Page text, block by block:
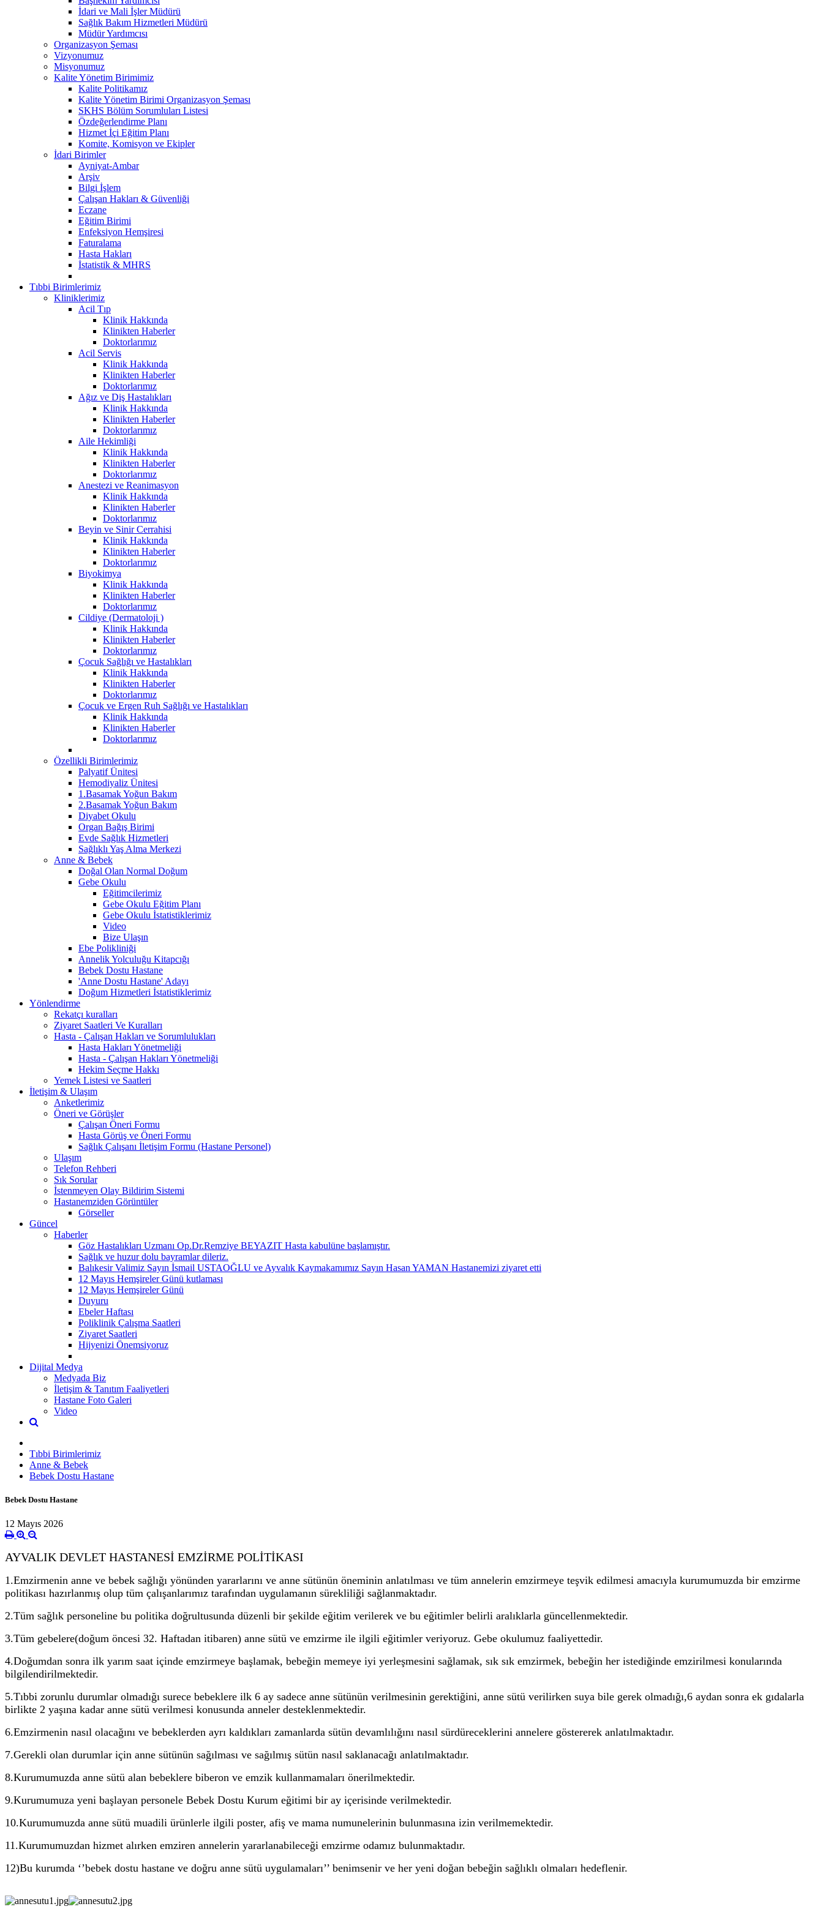
İdari ve Mali İşler Müdürü
Sağlık Bakım Hizmetleri Müdürü
Müdür Yardımcısı
Organizasyon Şeması
Vizyonumuz
Misyonumuz
Kalite Yönetim Birimimiz
Kalite Politikamız
Kalite Yönetim Birimi Organizasyon Şeması
SKHS Bölüm Sorumluları Listesi
Özdeğerlendirme Planı
Hizmet İçi Eğitim Planı
Komite, Komisyon ve Ekipler
İdari Birimler
Ayniyat-Ambar
Arşiv
Bilgi İşlem
Çalışan Hakları & Güvenliği
Eczane
Eğitim Birimi
Enfeksiyon Hemşiresi
Faturalama
Hasta Hakları
İstatistik & MHRS
Tıbbi Birimlerimiz
Kliniklerimiz
Acil Tıp
Klinik Hakkında
Klinikten Haberler
Doktorlarımız
Acil Servis
Klinik Hakkında
Klinikten Haberler
Doktorlarımız
Ağız ve Diş Hastalıkları
Klinik Hakkında
Klinikten Haberler
Doktorlarımız
Aile Hekimliği
Klinik Hakkında
Klinikten Haberler
Doktorlarımız
Anestezi ve Reanimasyon
Klinik Hakkında
Klinikten Haberler
Doktorlarımız
Beyin ve Sinir Cerrahisi
Klinik Hakkında
Klinikten Haberler
Doktorlarımız
Biyokimya
Klinik Hakkında
Klinikten Haberler
Doktorlarımız
Cildiye (Dermatoloji )
Klinik Hakkında
Klinikten Haberler
Doktorlarımız
Çocuk Sağlığı ve Hastalıkları
Klinik Hakkında
Klinikten Haberler
Doktorlarımız
Çocuk ve Ergen Ruh Sağlığı ve Hastalıkları
Klinik Hakkında
Klinikten Haberler
Doktorlarımız
Özellikli Birimlerimiz
Palyatif Ünitesi
Hemodiyaliz Ünitesi
1.Basamak Yoğun Bakım
2.Basamak Yoğun Bakım
Diyabet Okulu
Organ Bağış Birimi
Evde Sağlık Hizmetleri
Sağlıklı Yaş Alma Merkezi
Anne & Bebek
Doğal Olan Normal Doğum
Gebe Okulu
Eğitimcilerimiz
Gebe Okulu Eğitim Planı
Gebe Okulu İstatistiklerimiz
Video
Bize Ulaşın
Ebe Polikliniği
Annelik Yolculuğu Kitapcığı
Bebek Dostu Hastane
'Anne Dostu Hastane' Adayı
Doğum Hizmetleri İstatistiklerimiz
Yönlendirme
Rekatçı kuralları
Ziyaret Saatleri Ve Kuralları
Hasta - Çalışan Hakları ve Sorumlulukları
Hasta Hakları Yönetmeliği
Hasta - Çalışan Hakları Yönetmeliği
Hekim Seçme Hakkı
Yemek Listesi ve Saatleri
İletişim & Ulaşım
Anketlerimiz
Öneri ve Görüşler
Çalışan Öneri Formu
Hasta Görüş ve Öneri Formu
Sağlık Çalışanı İletişim Formu (Hastane Personel)
Ulaşım
Telefon Rehberi
Sık Sorular
İstenmeyen Olay Bildirim Sistemi
Hastanemziden Görüntüler
Görseller
Güncel
Haberler
Göz Hastalıkları Uzmanı Op.Dr.Remziye BEYAZIT Hasta kabulüne başlamıştır.
Sağlık ve huzur dolu bayramlar dileriz.
Balıkesir Valimiz Sayın İsmail USTAOĞLU ve Ayvalık Kaymakamımız Sayın Hasan YAMAN Hastanemizi ziyaret etti
12 Mayıs Hemşireler Günü kutlaması
12 Mayıs Hemşireler Günü
Duyuru
Ebeler Haftası
Poliklinik Çalışma Saatleri
Ziyaret Saatleri
Hijyenizi Önemsiyoruz
Dijital Medya
Medyada Biz
İletişim & Tanıtım Faaliyetleri
Hastane Foto Galeri
Video
Tıbbi Birimlerimiz
Anne & Bebek
Bebek Dostu Hastane
Bebek Dostu Hastane
12 Mayıs 2026
AYVALIK DEVLET HASTANESİ EMZİRME POLİTİKASI
1.Emzirmenin anne ve bebek sağlığı yönünden yararlarını ve anne sütünün öneminin anlatılması ve tüm annelerin emzirmeye teşvik edilmesi amacıyla kurumumuzda bir emzirme
politikası hazırlanmış olup tüm çalışanlarımız tarafından uygulamanın sürekliliği sağlanmaktadır.
2.Tüm sağlık personeline bu politika doğrultusunda düzenli bir şekilde eğitim verilerek ve bu eğitimler belirli aralıklarla güncellenmektedir.
3.Tüm gebelere(doğum öncesi 32. Haftadan itibaren) anne sütü ve emzirme ile ilgili eğitimler veriyoruz. Gebe okulumuz faaliyettedir.
4.Doğumdan sonra ilk yarım saat içinde emzirmeye başlamak, bebeğin memeye iyi yerleşmesini sağlamak, sık sık emzirmek, bebeğin her istediğinde emzirilmesi konularında
bilgilendirilmektedir.
5.Tıbbi zorunlu durumlar olmadığı surece bebeklere ilk 6 ay sadece anne sütünün verilmesinin gerektiğini, anne sütü verilirken suya bile gerek olmadığı,6 aydan sonra ek gıdalarla
birlikte 2 yaşına kadar anne sütü verilmesi konusunda anneler desteklenmektedir.
6.Emzirmenin nasıl olacağını ve bebeklerden ayrı kaldıkları zamanlarda sütün devamlılığını nasıl sürdüreceklerini annelere göstererek anlatılmaktadır.
7.Gerekli olan durumlar için anne sütünün sağılması ve sağılmış sütün nasıl saklanacağı anlatılmaktadır.
8.Kurumumuzda anne sütü alan bebeklere biberon ve emzik kullanmamaları önerilmektedir.
9.Kurumumuza yeni başlayan personele Bebek Dostu Kurum eğitimi bir ay içerisinde verilmektedir.
10.Kurumumuzda anne sütü muadili ürünlerle ilgili poster, afiş ve mama numunelerinin bulunmasına izin verilmemektedir.
11.Kurumumuzdan hizmet alırken emziren annelerin yararlanabileceği emzirme odamız bulunmaktadır.
12)Bu kurumda ‘’bebek dostu hastane ve doğru anne sütü uygulamaları’’ benimsenir ve her yeni doğan bebeğin sağlıklı olmaları hedeflenir.